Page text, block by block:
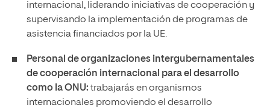
internacional, liderando iniciativas de cooperación y
supervisando la implementación de programas de
asistencia financiados por la UE.
Personal de organizaciones intergubernamentales
de cooperación internacional para el desarrollo
como la ONU: trabajarás en organismos
internacionales promoviendo el desarrollo